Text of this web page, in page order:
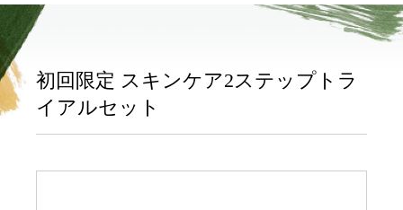
初回限定 スキンケア2ステップトラ
イアルセット